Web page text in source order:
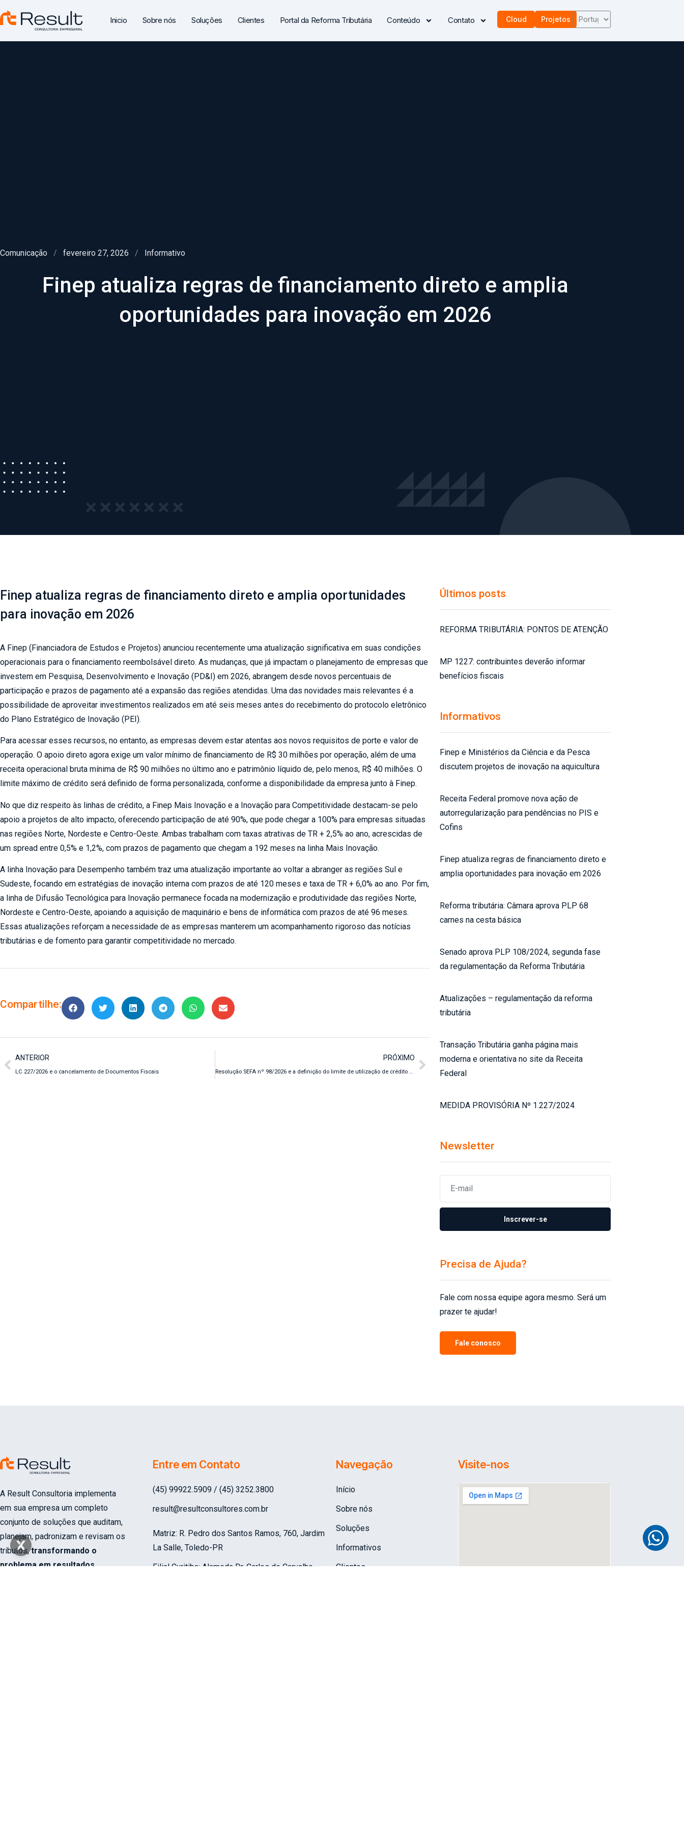
Inicio Sobre nós Soluções Clientes Portal da Reforma Tributária Conteúdo Contato Cloud Projetos
Comunicação / fevereiro 27, 2026 / Informativo
Finep atualiza regras de financiamento direto e amplia
oportunidades para inovação em 2026
Finep atualiza regras de financiamento direto e amplia oportunidades
para inovação em 2026
A Finep (Financiadora de Estudos e Projetos) anunciou recentemente uma atualização significativa em suas condições
operacionais para o financiamento reembolsável direto. As mudanças, que já impactam o planejamento de empresas que
investem em Pesquisa, Desenvolvimento e Inovação (PD&I) em 2026, abrangem desde novos percentuais de
participação e prazos de pagamento até a expansão das regiões atendidas. Uma das novidades mais relevantes é a
possibilidade de aproveitar investimentos realizados em até seis meses antes do recebimento do protocolo eletrônico
do Plano Estratégico de Inovação (PEI).
Para acessar esses recursos, no entanto, as empresas devem estar atentas aos novos requisitos de porte e valor de
operação. O apoio direto agora exige um valor mínimo de financiamento de R$ 30 milhões por operação, além de uma
receita operacional bruta mínima de R$ 90 milhões no último ano e patrimônio líquido de, pelo menos, R$ 40 milhões. O
limite máximo de crédito será definido de forma personalizada, conforme a disponibilidade da empresa junto à Finep.
No que diz respeito às linhas de crédito, a Finep Mais Inovação e a Inovação para Competitividade destacam-se pelo
apoio a projetos de alto impacto, oferecendo participação de até 90%, que pode chegar a 100% para empresas situadas
nas regiões Norte, Nordeste e Centro-Oeste. Ambas trabalham com taxas atrativas de TR + 2,5% ao ano, acrescidas de
um spread entre 0,5% e 1,2%, com prazos de pagamento que chegam a 192 meses na linha Mais Inovação.
A linha Inovação para Desempenho também traz uma atualização importante ao voltar a abranger as regiões Sul e
Sudeste, focando em estratégias de inovação interna com prazos de até 120 meses e taxa de TR + 6,0% ao ano. Por fim,
a linha de Difusão Tecnológica para Inovação permanece focada na modernização e produtividade das regiões Norte,
Nordeste e Centro-Oeste, apoiando a aquisição de maquinário e bens de informática com prazos de até 96 meses.
Essas atualizações reforçam a necessidade de as empresas manterem um acompanhamento rigoroso das notícias
tributárias e de fomento para garantir competitividade no mercado.
Compartilhe:
ANTERIOR
LC 227/2026 e o cancelamento de Documentos Fiscais
PRÓXIMO
Resolução SEFA nº 98/2026 e a definição do limite de utilização de crédito de ICMS-PR no SISCRED
Últimos posts
REFORMA TRIBUTÁRIA: PONTOS DE ATENÇÃO
MP 1227: contribuintes deverão informar
benefícios fiscais
Informativos
Finep e Ministérios da Ciência e da Pesca
discutem projetos de inovação na aquicultura
Receita Federal promove nova ação de
autorregularização para pendências no PIS e
Cofins
Finep atualiza regras de financiamento direto e
amplia oportunidades para inovação em 2026
Reforma tributária: Câmara aprova PLP 68
carnes na cesta básica
Senado aprova PLP 108/2024, segunda fase
da regulamentação da Reforma Tributária
Atualizações – regulamentação da reforma
tributária
Transação Tributária ganha página mais
moderna e orientativa no site da Receita
Federal
MEDIDA PROVISÓRIA Nº 1.227/2024
Newsletter
Inscrever-se
Precisa de Ajuda?
Fale com nossa equipe agora mesmo. Será um
prazer te ajudar!
Fale conosco
A Result Consultoria implementa
em sua empresa um completo
conjunto de soluções que auditam,
planejam, padronizam e revisam os
tributos,transformando o
problema em resultados.
Entre em Contato
(45) 99922.5909 / (45) 3252.3800
result@resultconsultores.com.br
Matriz: R. Pedro dos Santos Ramos, 760, Jardim
La Salle, Toledo-PR
Filial Curitiba: Alameda Dr. Carlos de Carvalho,
Navegação
Início
Sobre nós
Soluções
Informativos
Clientes
Visite-nos